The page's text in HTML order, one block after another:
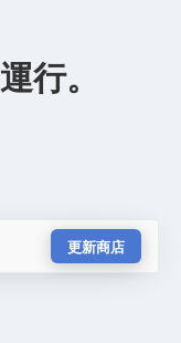
行。
更新商店